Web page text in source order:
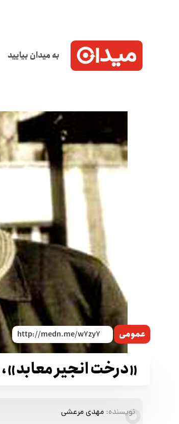
به میدان بیایید
عمومی
«درخت انجیر
نویسنده: مهدی مرعشی